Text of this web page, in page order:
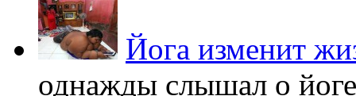
Йога изменит
однажды слышал о